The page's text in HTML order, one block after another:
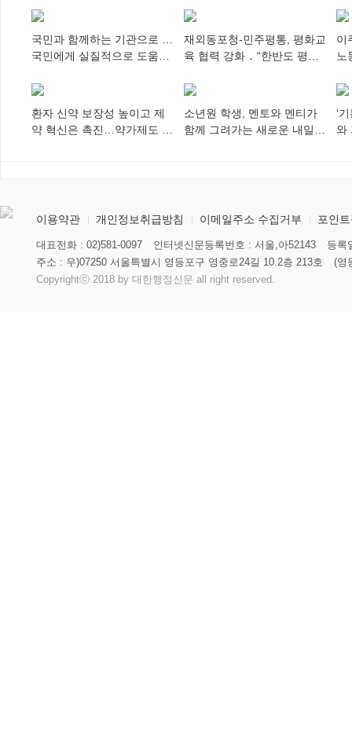
국민과 함께하는 기관으로 …
국민에게 실질적으로 도움이
재외동포청-민주평통, 평화교
육 협력 강화 ․ “한반도 평화,
다”
이
노
환자 신약 보장성 높이고 제
약 혁신은 촉진…약가제도 개
소년원 학생, 멘토와 멘티가
함께 그려가는 새로운 내일
‘
와
이용약관 개인정보취급방침 이메일주소 수집거부 포인
대표전화 : 02)581-0097 인터넷신문등록번호 : 서울,아52143
등록
주소 : 우)07250 서울특별시 영등포구 영중로24길 10.2층 213호
(영
Copyrightⓒ 2018 by 대한행정신문 all right reserved.